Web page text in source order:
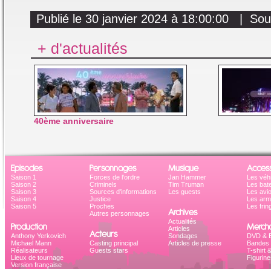
Publié le 30 janvier 2024 à 18:00:00 |
+ d'actualités
40ème anniversaire
Episodes
Saison 1
Saison 2
Saison 3
Saison 4
Saison 5
Production
Anthony Yerkovich
Michael Mann
Réalisateurs
Lieux de tournage
Version française
Personnages
Forces de l'ordre
Criminels
Sources d'informations
Justice
Proches
Autres personnages
Acteurs
Casting principal
Guests stars
Musique
Jan Hammer
Tim Truman
Les guests
Archives
Actualités
Articles
Sondages
Articles de presse
Les
Les
Les
Les
Les
DVD &
Bandes
T-shirt